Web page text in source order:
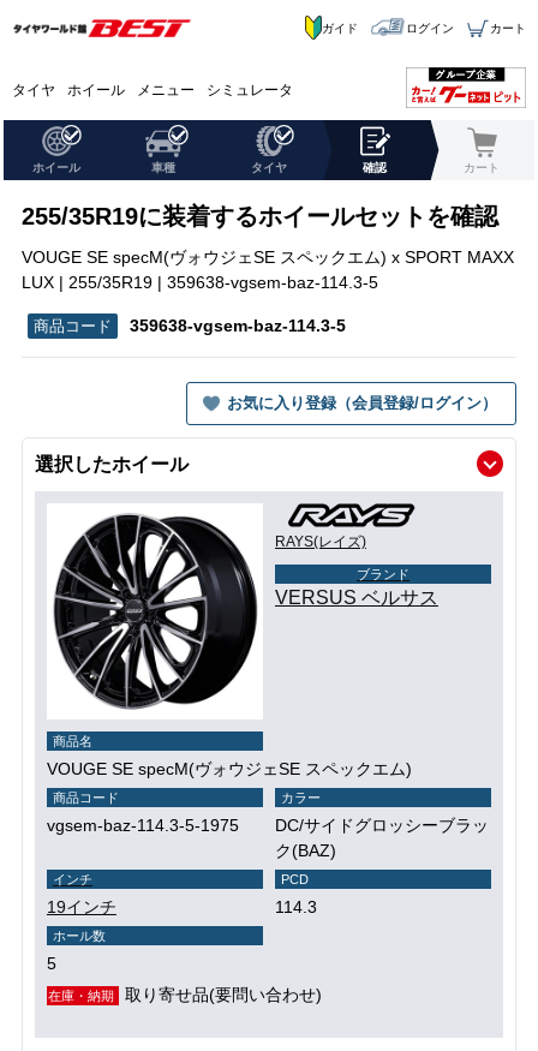
タイヤ ホイール メニュー シミュレータ
ガイド ログイン カート
ホイール 車種 タイヤ 確認 カート
255/35R19に装着するホイールセットを確認
VOUGE SE specM(ヴォウジェSE スペックエム) x SPORT MAXX
LUX | 255/35R19 | 359638-vgsem-baz-114.3-5
359638-vgsem-baz-114.3-5
お気に入り登録（会員登録/ログイン）
選択したホイール
RAYS(レイズ)
ブランド
VERSUS ベルサス
商品名
VOUGE SE specM(ヴォウジェSE スペックエム)
商品コード
vgsem-baz-114.3-5-1975
カラー
DC/サイドグロッシーブラッ
ク(BAZ)
インチ
19インチ
PCD
114.3
ホール数
5
在庫・納期 取り寄せ品(要問い合わせ)